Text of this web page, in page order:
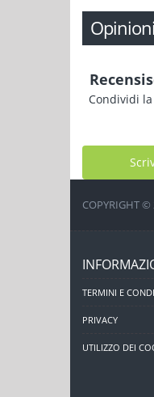
Condividi
COPYRIGHT ©
TERMINI E
PRIVACY
UTILIZZO DEI